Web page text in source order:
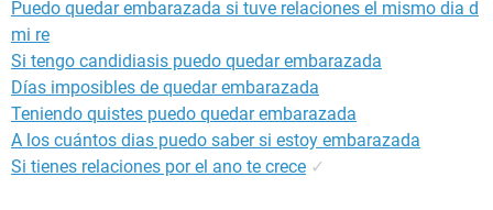
Puedo quedar embarazada si tuve relaciones el mismo dia d
mi re
Si tengo candidiasis puedo quedar embarazada
Días imposibles de quedar embarazada
Teniendo quistes puedo quedar embarazada
A los cuántos dias puedo saber si estoy embarazada
Si tienes relaciones por el ano te crece ✓